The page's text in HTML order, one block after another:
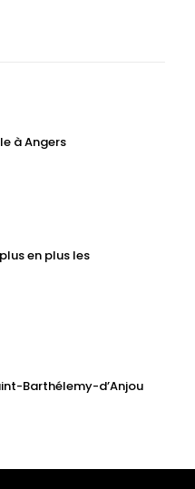
à Angers
en plus les
Barthélemy-d’Anjou